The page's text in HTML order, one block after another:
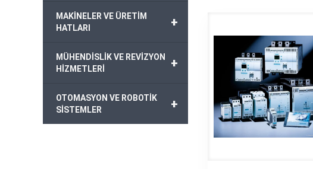
+
MAKİNELER VE ÜRETİM
HATLARI
+
MÜHENDİSLİK VE REVİZYON
HİZMETLERİ
+
OTOMASYON VE ROBOTİK
SİSTEMLER